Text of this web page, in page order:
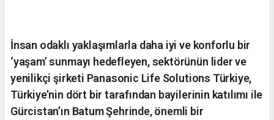
İnsan odaklı yaklaşımlarla daha iyi ve konforlu bir
‘yaşam’ sunmayı hedefleyen, sektörünün lider ve
yenilikçi şirketi Panasonic Life Solutions Türkiye,
Türkiye’nin dört bir tarafından bayilerinin katılımı ile
Gürcistan’ın Batum Şehrinde, önemli bir